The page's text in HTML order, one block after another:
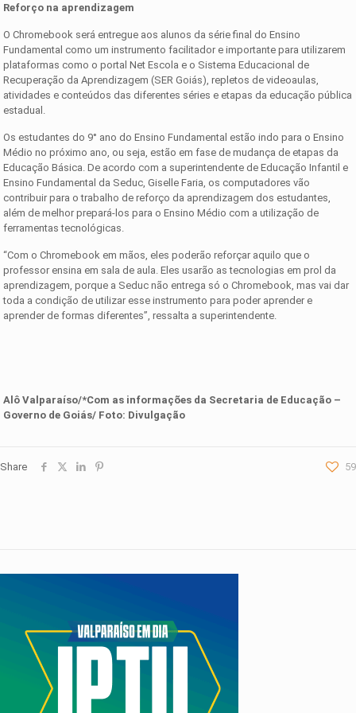
Reforço na aprendizagem
O Chromebook será entregue aos alunos da série final do Ensino
Fundamental como um instrumento facilitador e importante para utilizarem
plataformas como o portal Net Escola e o Sistema Educacional de
Recuperação da Aprendizagem (SER Goiás), repletos de videoaulas,
atividades e conteúdos das diferentes séries e etapas da educação pública
estadual.
Os estudantes do 9° ano do Ensino Fundamental estão indo para o Ensino
Médio no próximo ano, ou seja, estão em fase de mudança de etapas da
Educação Básica. De acordo com a superintendente de Educação Infantil e
Ensino Fundamental da Seduc, Giselle Faria, os computadores vão
contribuir para o trabalho de reforço da aprendizagem dos estudantes,
além de melhor prepará-los para o Ensino Médio com a utilização de
ferramentas tecnológicas.
“Com o Chromebook em mãos, eles poderão reforçar aquilo que o
professor ensina em sala de aula. Eles usarão as tecnologias em prol da
aprendizagem, porque a Seduc não entrega só o Chromebook, mas vai dar
toda a condição de utilizar esse instrumento para poder aprender e
aprender de formas diferentes”, ressalta a superintendente.
Alô Valparaíso/*Com as informações d a Secretaria de Educação –
Governo de Goiás/ Foto: Divulgação
Share 59